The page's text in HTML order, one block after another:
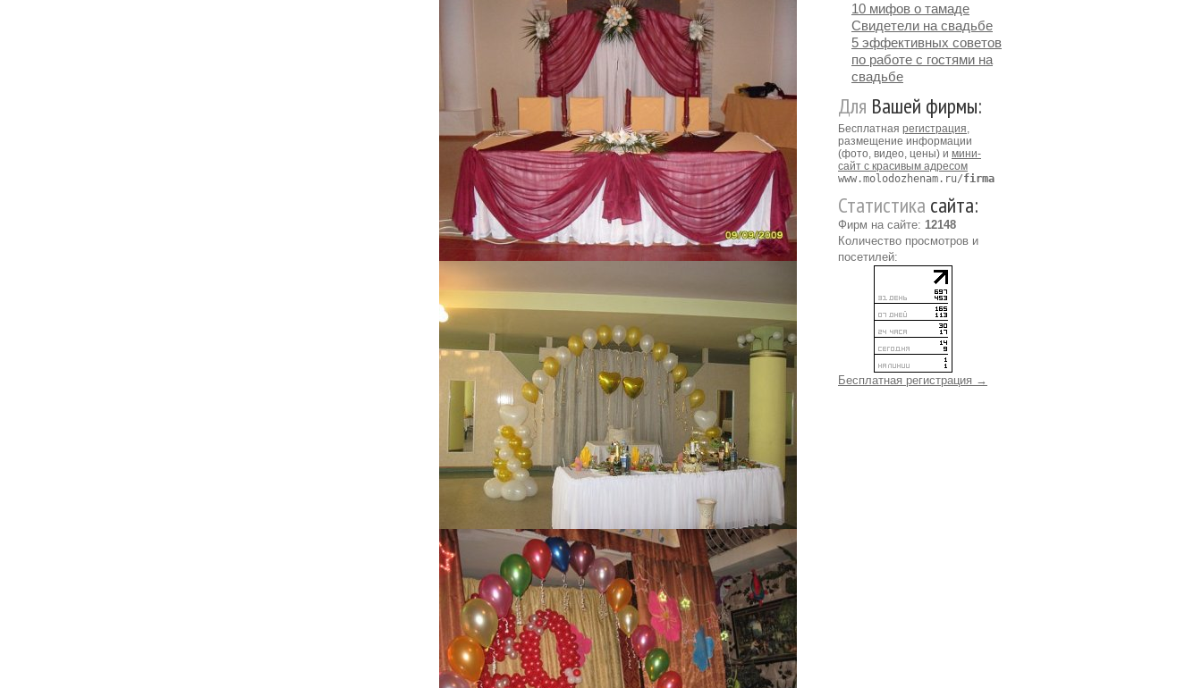
10 мифов о тамаде
Свидетели на свадьбе
5 эффективных советов
по работе с гостями на
свадьбе
Для Вашей фирмы:
Бесплатная регистрация,
размещение информации
(фото, видео, цены) и мини-
сайт с красивым адресом
www.molodozhenam.ru/firma
Статистика сайта:
Фирм на сайте: 12148
Количество просмотров и
посетилей:
Бесплатная регистрация →